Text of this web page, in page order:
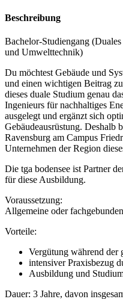
Beschreibung
Bachelor-Studiengang
und Umwelttechnik)
Du möchtest Gebäude und
und einen wichtigen Beitrag
dieses duale Studium genau
Ingenieurs für nachhaltiges
ausgelegt und ergänzt sich
Gebäudeausrüstung. Deshalb
Ravensburg am Campus
Unternehmen der Region
Die tga bodensee ist Partner
für diese Ausbildung.
Voraussetzung:
Allgemeine oder
Vorteile:
Vergütung während der
intensiver Praxisbezug
Ausbildung und
Dauer: 3 Jahre, davon